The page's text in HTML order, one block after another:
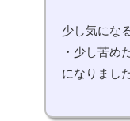
少し気にな
・少し苦め
になりました